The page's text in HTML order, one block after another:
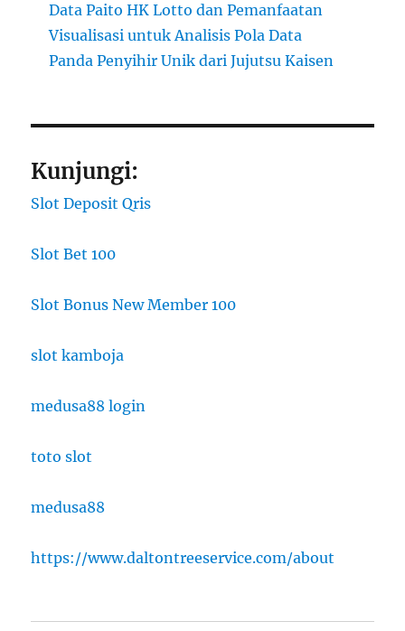
Data Paito HK Lotto dan Pemanfaatan
Visualisasi untuk Analisis Pola Data
Panda Penyihir Unik dari Jujutsu Kaisen
Kunjungi:
Slot Deposit Qris
Slot Bet 100
Slot Bonus New Member 100
slot kamboja
medusa88 login
toto slot
medusa88
https://www.daltontreeservice.com/about